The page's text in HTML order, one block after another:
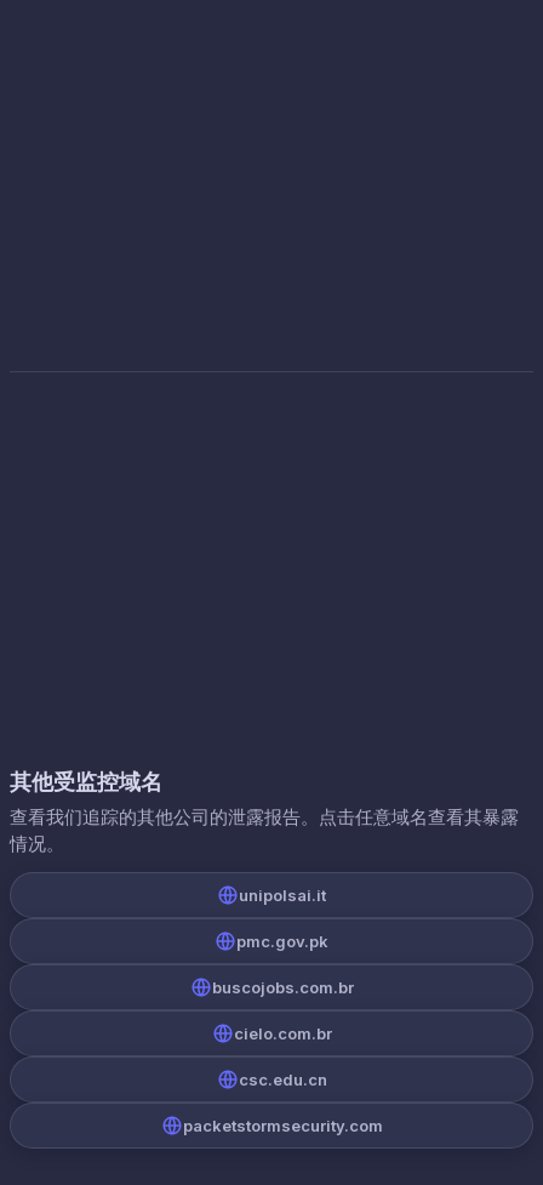
其他受监控域名
查看我们追踪的其他公司的泄露报告。点击任意域名查看其暴露
情况。
unipolsai.it
pmc.gov.pk
buscojobs.com.br
cielo.com.br
csc.edu.cn
packetstormsecurity.com